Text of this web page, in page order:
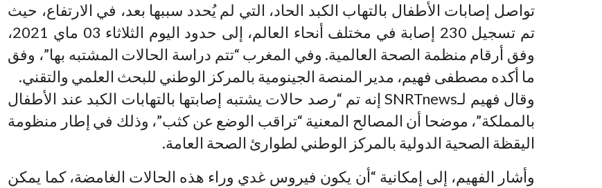
تواصل إصابات الأطفال بالتهاب الكبد الحاد، التي لم يُحدد سببها بعد، في الارتفاع، حيث
تم تسجيل 230 إصابة في مختلف أنحاء العالم، إلى حدود اليوم الثلاثاء 03 ماي 2021،
وفق أرقام منظمة الصحة العالمية. وفي المغرب “تتم دراسة الحالات المشتبه بها”، وفق
ما أكده مصطفى فهيم، مدير المنصة الجينومية بالمركز الوطني للبحث العلمي والتقني.
وقال فهيم لـSNRTnews إنه تم “رصد حالات يشتبه إصابتها بالتهابات الكبد عند الأطفال
بالمملكة”، موضحا أن المصالح المعنية “تراقب الوضع عن كثب”، وذلك في إطار منظومة
اليقظة الصحية الدولية بالمركز الوطني لطوارئ الصحة العامة.
وأشار الفهيم، إلى إمكانية “أن يكون فيروس غدي وراء هذه الحالات الغامضة، كما يمكن